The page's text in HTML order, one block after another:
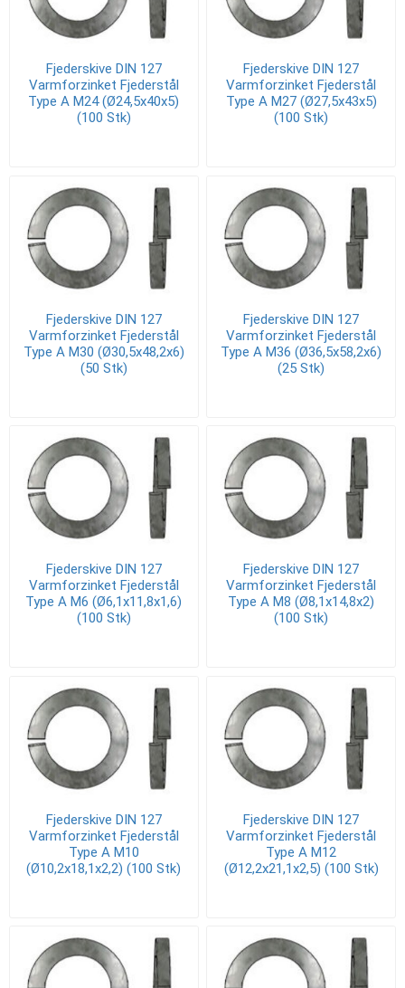
Fjederskive DIN 127
Varmforzinket Fjederstål
Type A M24 (Ø24,5x40x5)
(100 Stk)
Fjederskive DIN 127
Varmforzinket Fjederstål
Type A M27 (Ø27,5x43x5)
(100 Stk)
Fjederskive DIN 127
Varmforzinket Fjederstål
Type A M30 (Ø30,5x48,2x6)
(50 Stk)
Fjederskive DIN 127
Varmforzinket Fjederstål
Type A M36 (Ø36,5x58,2x6)
(25 Stk)
Fjederskive DIN 127
Varmforzinket Fjederstål
Type A M6 (Ø6,1x11,8x1,6)
(100 Stk)
Fjederskive DIN 127
Varmforzinket Fjederstål
Type A M8 (Ø8,1x14,8x2)
(100 Stk)
Fjederskive DIN 127
Varmforzinket Fjederstål
Type A M10
(Ø10,2x18,1x2,2) (100 Stk)
Fjederskive DIN 127
Varmforzinket Fjederstål
Type A M12
(Ø12,2x21,1x2,5) (100 Stk)